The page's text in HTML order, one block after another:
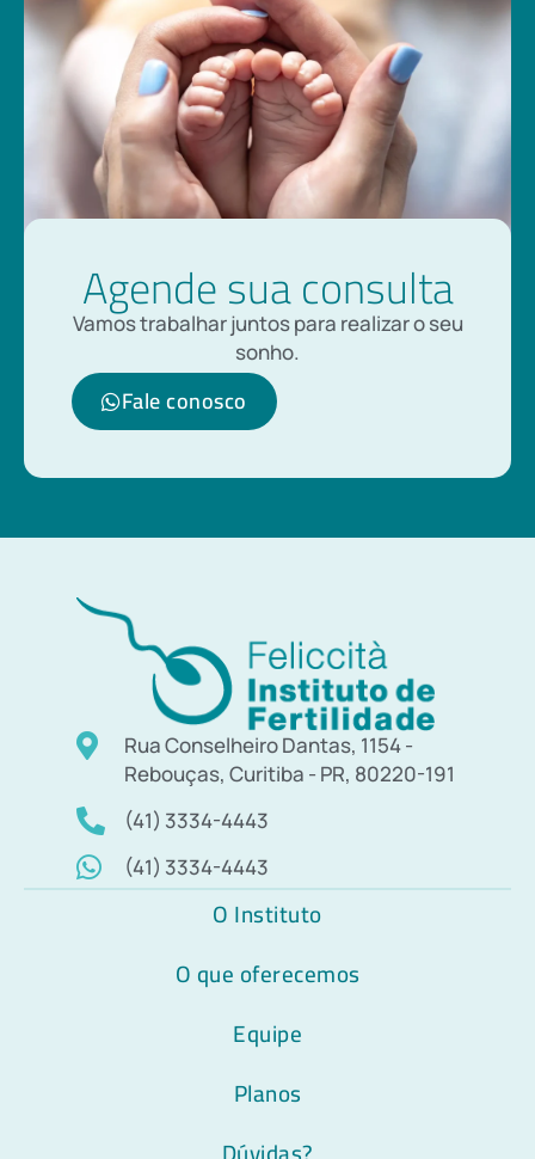
Agende sua consulta
Vamos trabalhar juntos para realizar o seu
sonho.
Fale conosco
Rua Conselheiro Dantas, 1154 -
Rebouças, Curitiba - PR, 80220-191
(41) 3334-4443
(41) 3334-4443
O Instituto
O que oferecemos
Equipe
Planos